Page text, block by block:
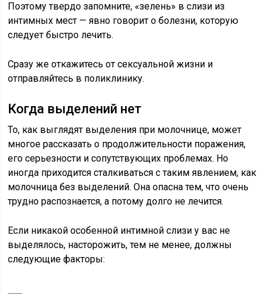
Поэтому твердо запомните, «зелень» в слизи из
интимных мест — явно говорит о болезни, которую
следует быстро лечить.
Сразу же откажитесь от сексуальной жизни и
отправляйтесь в поликлинику.
Когда выделений нет
То, как выглядят выделения при молочнице, может
многое рассказать о продолжительности поражения,
его серьезности и сопутствующих проблемах. Но
иногда приходится сталкиваться с таким явлением, как
молочница без выделений. Она опасна тем, что очень
трудно распознается, а потому долго не лечится.
Если никакой особенной интимной слизи у вас не
выделялось, насторожить, тем не менее, должны
следующие факторы: